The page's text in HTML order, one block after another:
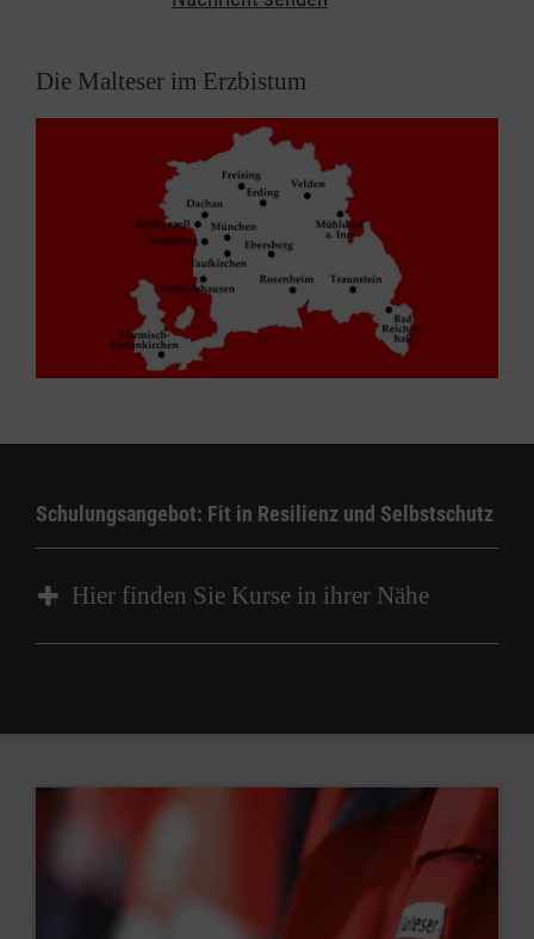
Die Malteser im Erzbistum
Schulungsangebot: Fit in Resilienz und Selbstschutz
Hier finden Sie Kurse in ihrer Nähe
Kursart
Wann soll der Kurs beginnen?